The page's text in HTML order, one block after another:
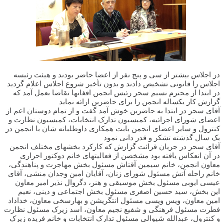
در اجلاس بیشتر از سی و پنج نفر از اعضا حاضر بودند و هیئت رئیسه
اجلاس را قانونی تشخیص دادند و بدون تأخیر شروع اجلاس اعلام گردید
در ابتدا از محترم نسیم سحر رئیس انجمن افغانها تقاضا بعمل آمد که
گزارش کار یکساله انجمن را برای حاضرین ارائه نماید
آقای سحر در ابتدا به حاضرین خوش آمد گفت و از تمام دوستان اعم از
اعضای شورای اجرائیه، کمیسیون تدارک انتخابات، کمیسیون نظارت و
کنترول و سایر اعضای انجمن بابت همکاری داوطلبانه شان با انجمن در
یک سال گذشته تشکر و قدر دانی نمود
آقای سحر در جریان قرائت گزارش که کارکرد بخشهای مختلف انجمن
در آن انعکاس یافته بود مشخصن از فعالیتهای خانم دوکتور احراری
معاون انجمن، خانم سیمین آقتاش مسئول بخش مهاجرت و پناهندگی،
خانم راحله آتش مسئول شورای زنان، آقایان امین وجدان منشی، آقای
عیسی ایوبی مسئول بخش موسیقی و هنر، دگروال نذیر امیر معاون
این بخش، سید حسین اصغری مسئول بخش اجتماعی و دینی، نعیم
امین معاون، ویس ویسی مسئول انتگریشن و بهارسخی معاون، خداداد
فطرت مسئول فرهنگی و شفیع نجیم معاون، اسد زیرک مسئول نظارت
و کنترول، عبدالله شیوالی مسئول تدارک انتخابات و خانم فریده زیرک